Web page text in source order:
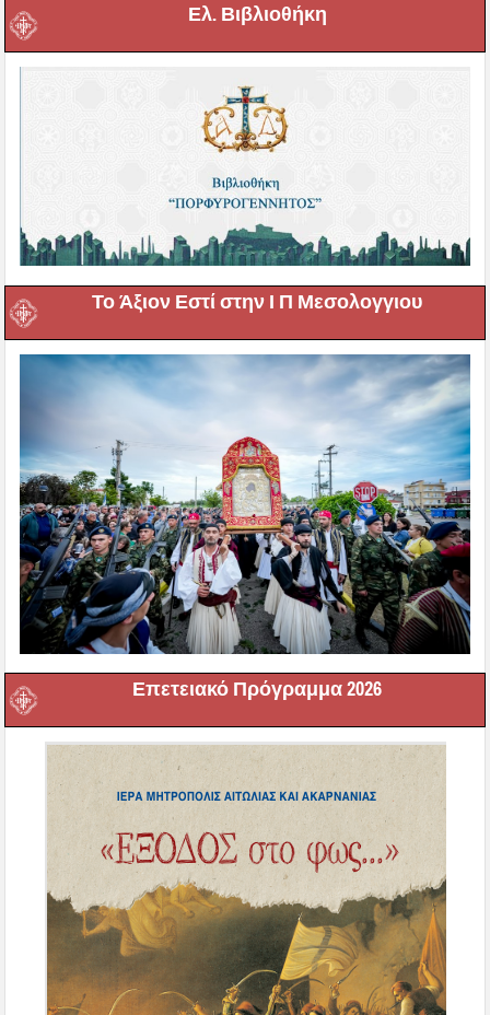
Ελ. Βιβλιοθήκη
Το Άξιον Εστί στην Ι Π Μεσολογγιου
Επετειακό Πρόγραμμα 2026